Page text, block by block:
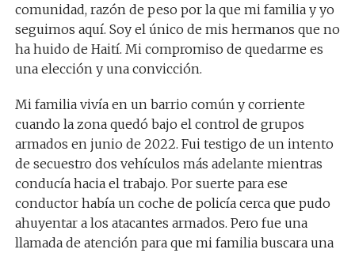
comunidad, razón de peso por la que mi familia y yo
seguimos aquí. Soy el único de mis hermanos que no
ha huido de Haití. Mi compromiso de quedarme es
una elección y una convicción.
Mi familia vivía en un barrio común y corriente
cuando la zona quedó bajo el control de grupos
armados en junio de 2022. Fui testigo de un intento
de secuestro dos vehículos más adelante mientras
conducía hacia el trabajo. Por suerte para ese
conductor había un coche de policía cerca que pudo
ahuyentar a los atacantes armados. Pero fue una
llamada de atención para que mi familia buscara una